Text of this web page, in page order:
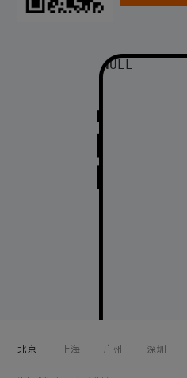
NULL
北京 上海 广州 深圳